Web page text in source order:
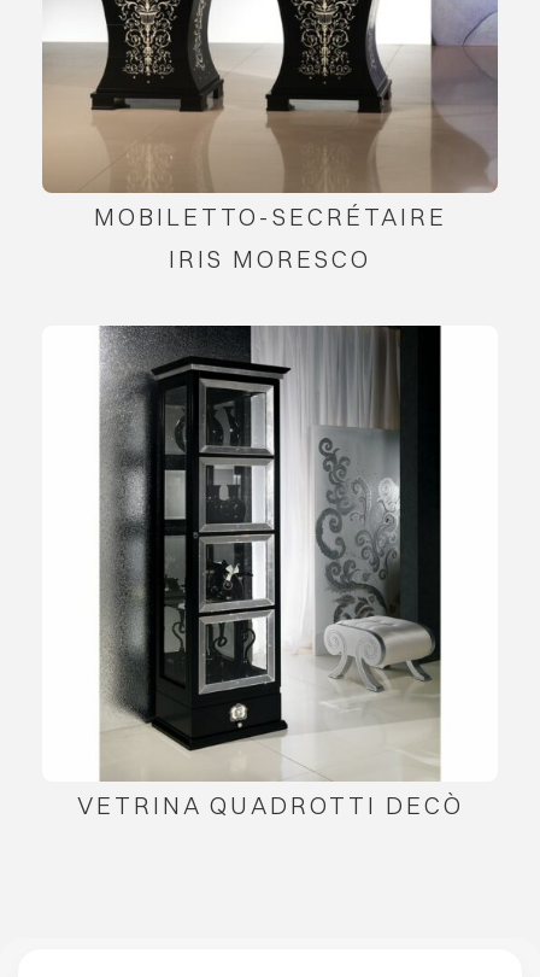
MOBILETTO-SECRÉTAIRE
IRIS MORESCO
VETRINA QUADROTTI DECÒ